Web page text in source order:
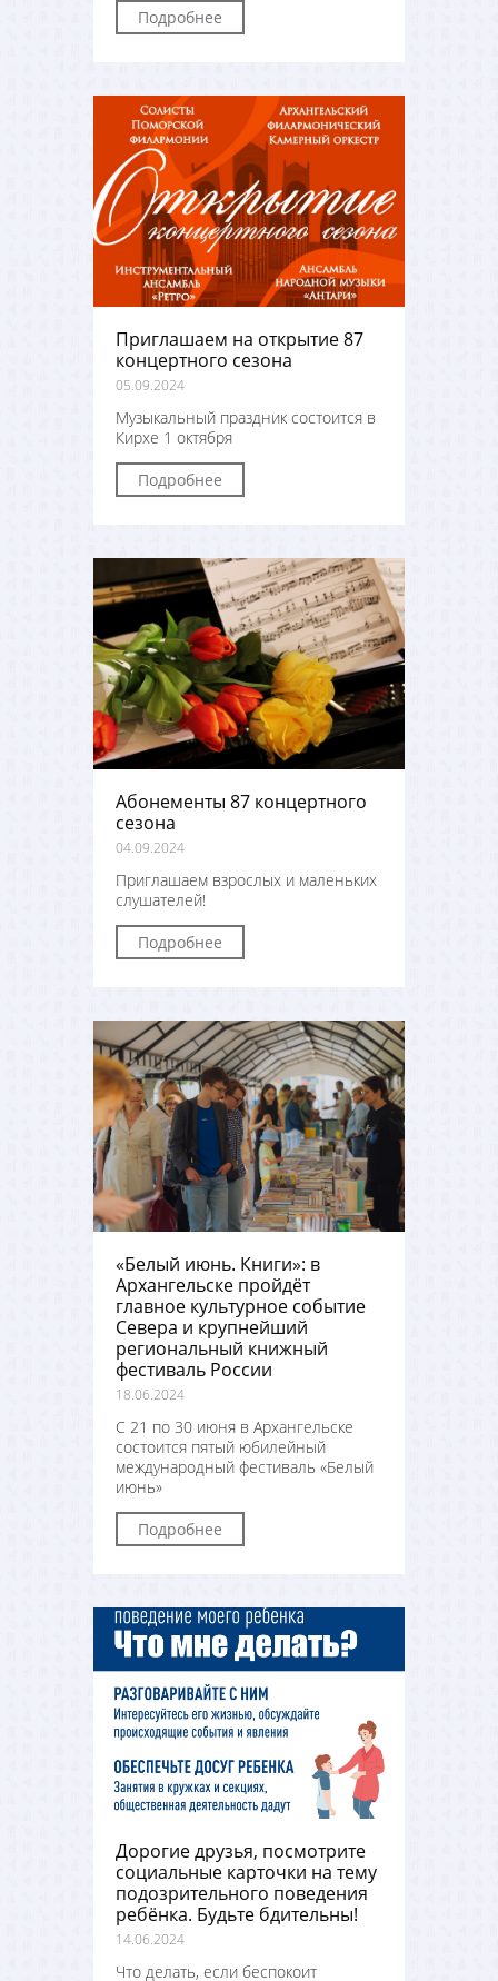
Подробнее
Приглашаем на открытие 87
концертного сезона
05.09.2024
Музыкальный праздник состоится в
Кирхе 1 октября
Подробнее
Абонементы 87 концертного
сезона
04.09.2024
Приглашаем взрослых и маленьких
слушателей!
Подробнее
«Белый июнь. Книги»: в
Архангельске пройдёт
главное культурное событие
Севера и крупнейший
региональный книжный
фестиваль России
18.06.2024
С 21 по 30 июня в Архангельске
состоится пятый юбилейный
международный фестиваль «Белый
июнь»
Подробнее
Дорогие друзья, посмотрите
социальные карточки на тему
подозрительного поведения
ребёнка. Будьте бдительны!
14.06.2024
Что делать, если беспокоит